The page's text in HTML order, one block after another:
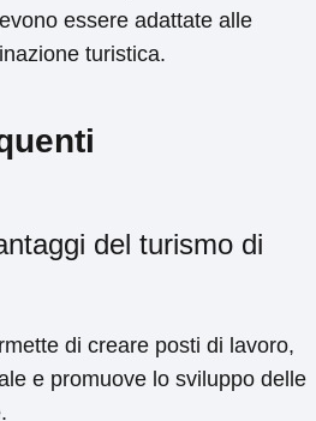
essere adattate alle
turistica.
del turismo di
di creare posti di lavoro,
e promuove lo sviluppo delle